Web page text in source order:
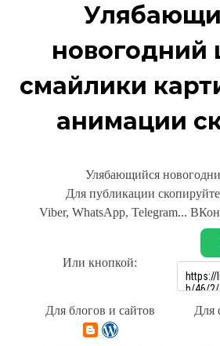
новогодний
смайлики
анимации
Улябающийся
Для публикации
Viber, WhatsApp, Telegram...
Или кнопкой:
Для блогов и сайтов Для